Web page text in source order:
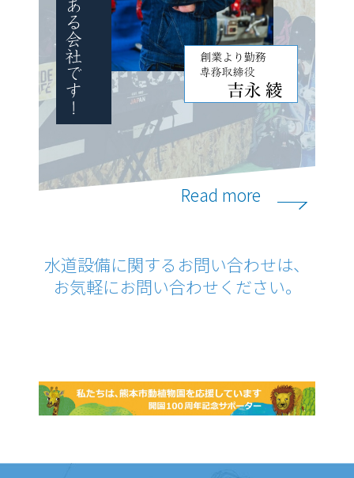
Read more
水道設備に関するお問い合わせは、
お気軽にお問い合わせください。